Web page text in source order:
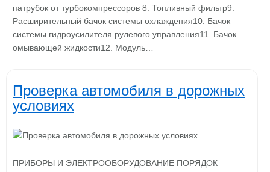
патрубок от турбокомпрессоров 8. Топливный фильтр9.
Расширительный бачок системы охлаждения10. Бачок
системы гидроусилителя рулевого управления11. Бачок
омывающей жидкости12. Модуль…
Проверка автомобиля в дорожных
условиях
ПРИБОРЫ И ЭЛЕКТРООБОРУДОВАНИЕ ПОРЯДОК